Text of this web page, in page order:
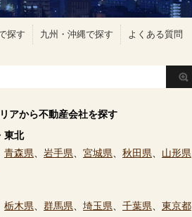
探す 九州・沖縄で探す よくある質問
アから不動産会社を探す
東北
青森県 岩手県 宮城県 秋田県 山形県
栃木県 群馬県 埼玉県 千葉県 東京都